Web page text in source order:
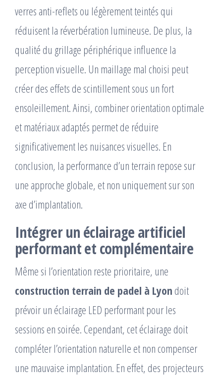
verres anti-reflets ou légèrement teintés qui
réduisent la réverbération lumineuse. De plus, la
qualité du grillage périphérique influence la
perception visuelle. Un maillage mal choisi peut
créer des effets de scintillement sous un fort
ensoleillement. Ainsi, combiner orientation optimale
et matériaux adaptés permet de réduire
significativement les nuisances visuelles. En
conclusion, la performance d’un terrain repose sur
une approche globale, et non uniquement sur son
axe d’implantation.
Intégrer un éclairage artificiel
performant et complémentaire
Même si l’orientation reste prioritaire, une
construction terrain de padel à Lyon doit
prévoir un éclairage LED performant pour les
sessions en soirée. Cependant, cet éclairage doit
compléter l’orientation naturelle et non compenser
une mauvaise implantation. En effet, des projecteurs